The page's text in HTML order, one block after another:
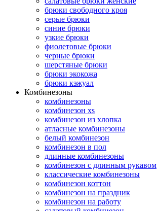
брюки свободного кроя
серые брюки
синие брюки
узкие брюки
фиолетовые брюки
черные брюки
шерстяные брюки
брюки экокожа
брюки кэжуал
Комбинезоны
комбинезоны
комбинезон xs
комбинезон из хлопка
атласные комбинезоны
белый комбинезон
комбинезон в пол
длинные комбинезоны
комбинезон с длинным рукавом
классические комбинезоны
комбинезон коттон
комбинезон на праздник
комбинезон на работу